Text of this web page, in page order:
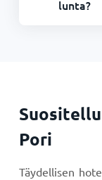
lunta?
Pori
Täydellisen